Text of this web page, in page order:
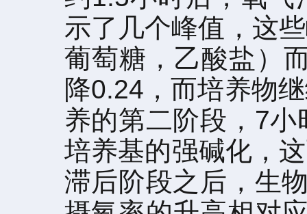
示了几个峰值，这
葡萄糖，乙酸盐）
降0.24，而培养物
养的第二阶段，7
培养基的强碱化，
滞后阶段之后，生